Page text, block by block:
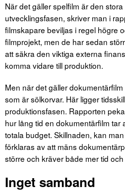
När det gäller spelfilm är den
utvecklingsfasen, skriver man i
filmskapare beviljas i regel högre
filmprojekt, men de har sedan
att säkra den viktiga externa
komma vidare till produktion.
Men när det gäller
som är sölkorvar. Här ligger
produktionsfasen. Rapporten
hur lång tid en dokumentärfilm tar
totala budget. Skillnaden, kan
förklaras av att mäns
större och kräver både mer tid
Inget samband